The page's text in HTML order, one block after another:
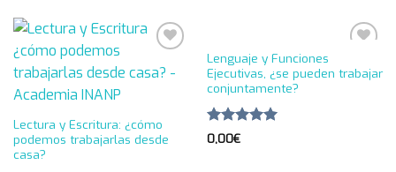
a la
Lectura y Escritura: ¿cómo
podemos trabajarlas desde
casa?
a la
Lenguaje y Funciones
Ejecutivas, ¿se pueden trabajar
conjuntamente?
Valorado en
0,00€